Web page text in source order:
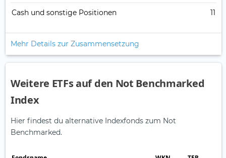
Cash und sonstige Positionen 11
Mehr Details zur Zusammensetzung
Weitere ETFs auf den Not Benchmarked
Index
Hier findest du alternative Indexfonds zum Not
Benchmarked.